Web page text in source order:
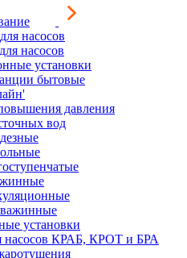
насосов
насосов
установки
бытовые
давления
вод
установки
насосов КРАБ, КРОТ и БРА